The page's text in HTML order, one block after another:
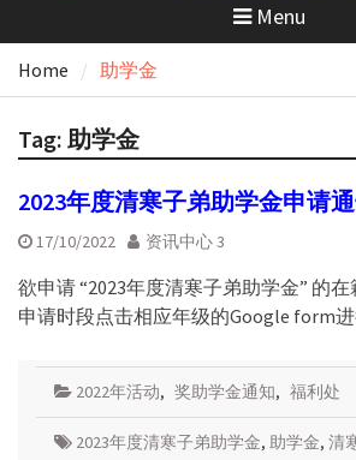
Menu
Home 助学金
Tag: 助学金
2023年度清寒子弟助学金申请
17/10/2022 资讯中心 3
欲申请 “2023年度清寒子弟助学金” 的
申请时段点击相应年级的Google form进
2022年活动, 奖助学金通知, 福利处
2023年度清寒子弟助学金, 助学金, 清